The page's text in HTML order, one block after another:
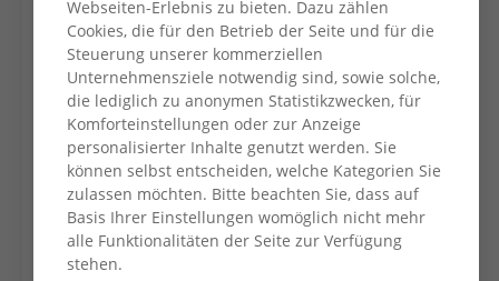
Start ist um 11:00 Uhr mit einem offiziellen
Auftakt, an dem viele Dinslakener
Persönlichkeiten, Vorstand und
Mitarbeitende des AWO Kreisverbandes
Wesel teilnehmen werden.
Ab 14:30 Uhr öffnen sich die Türen für die
Kinder und Familien. Die Kita hat ein buntes
Unterhaltungsprogramm auf die Beine
gestellt. Unter dem Motto ‘Jahrmarkt’ warten
bunte Buden auf die Kinder und Eltern.
Webseiten-Erlebnis zu bieten. Dazu zählen
Cookies, die für den Betrieb der Seite und für die
Steuerung unserer kommerziellen
Unternehmensziele notwendig sind, sowie solche,
die lediglich zu anonymen Statistikzwecken, für
Komforteinstellungen oder zur Anzeige
personalisierter Inhalte genutzt werden. Sie
können selbst entscheiden, welche Kategorien Sie
zulassen möchten. Bitte beachten Sie, dass auf
Basis Ihrer Einstellungen womöglich nicht mehr
alle Funktionalitäten der Seite zur Verfügung
stehen.